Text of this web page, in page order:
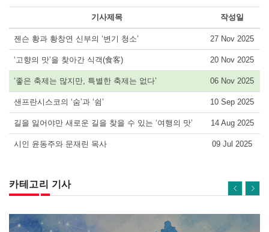
기사제목 작성일
젠슨 황과 황창연 신부의 ‘변기 청소’ 27 Nov 2025
‘고향의 맛’을 찾아간 식객(食客) 20 Nov 2025
‘좋은 축제는 많지만, 특별한 축제는 없다’ 06 Nov 2025
샌프란시스코의 ‘숨’과 ‘쉼’ 10 Sep 2025
길을 잃어야만 새로운 길을 찾을 수 있는 ‘여행의 맛’ 14 Aug 2025
시인 윤동주와 문재린 목사 09 Jul 2025
카테고리 기사